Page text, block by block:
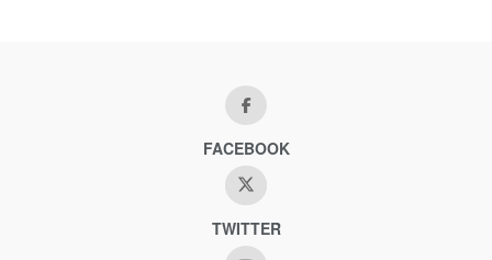
FACEBOOK
TWITTER